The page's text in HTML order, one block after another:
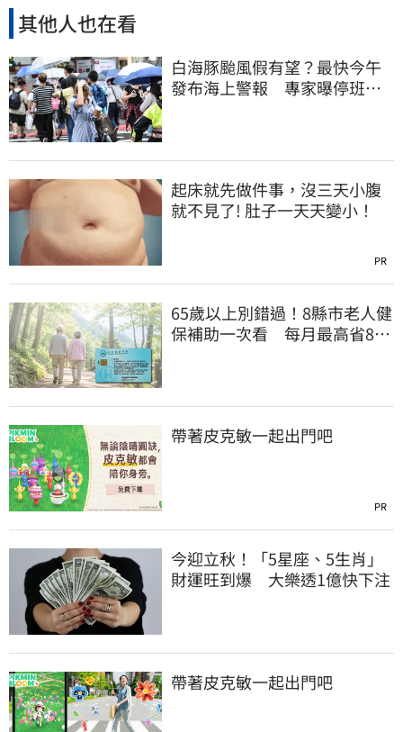
其他人也在看
白海豚颱風假有望？最快今午
發布海上警報 專家曝停班停
起床就先做件事，沒三天小腹
就不見了! 肚子一天天變小！
PR
65歲以上別錯過！8縣市老人健
保補助一次看 每月最高省826
帶著皮克敏一起出門吧
PR
今迎立秋！「5星座、5生肖」
財運旺到爆 大樂透1億快下注
帶著皮克敏一起出門吧